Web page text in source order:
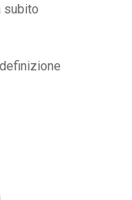
subito